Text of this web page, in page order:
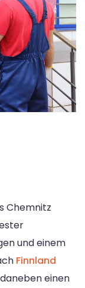
Chemnitz
und einem
Finnland
einen